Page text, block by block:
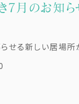
7月のお知ら
せる新しい居場
〜14:30 日